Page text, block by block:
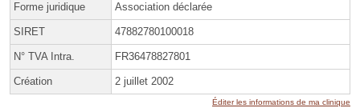
Forme juridique Association déclarée
SIRET 47882780100018
N° TVA Intra. FR36478827801
Création 2 juillet 2002
Éditer les informations de ma clinique